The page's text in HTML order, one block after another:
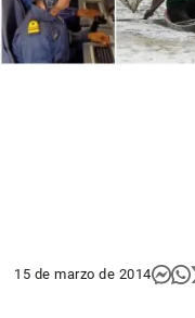
15 de marzo de 2014